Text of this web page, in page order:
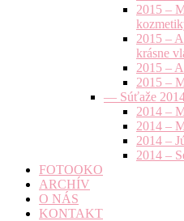
2015 –
2015 –
krásne
2015 –
2015 –
— Súťaže
2014 –
2014 –
2014 –
2014 –
FOTOOKO
ARCHÍV
O NÁS
KONTAKT